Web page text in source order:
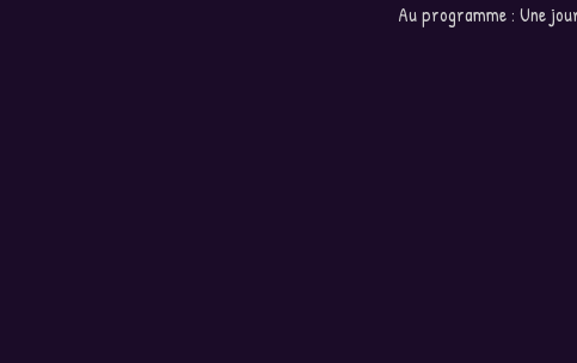
Au programme : Une